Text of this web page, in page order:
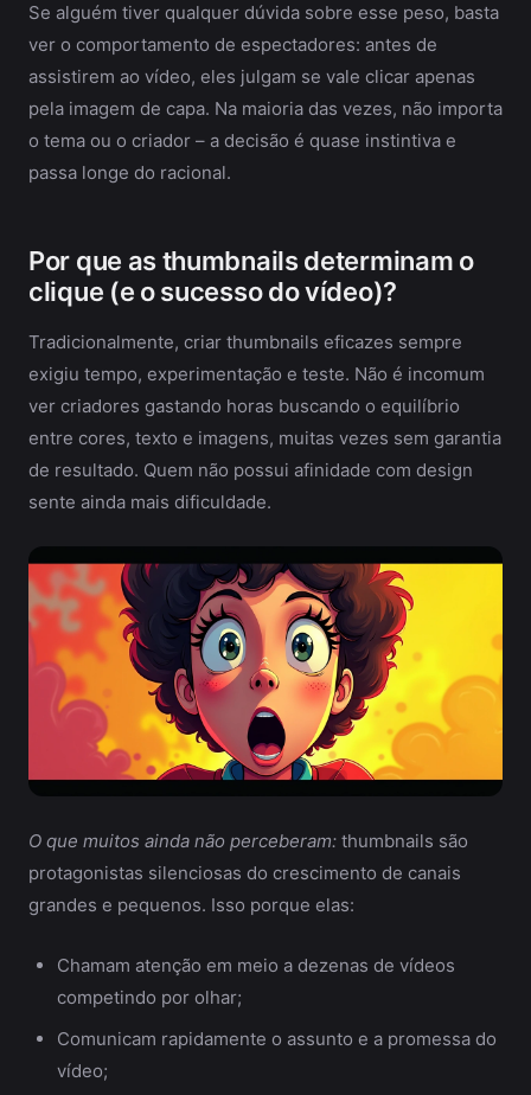
Se alguém tiver qualquer dúvida sobre esse peso, basta
ver o comportamento de espectadores: antes de
assistirem ao vídeo, eles julgam se vale clicar apenas
pela imagem de capa. Na maioria das vezes, não importa
o tema ou o criador – a decisão é quase instintiva e
passa longe do racional.
Por que as thumbnails determinam o
clique (e o sucesso do vídeo)?
Tradicionalmente, criar thumbnails eficazes sempre
exigiu tempo, experimentação e teste. Não é incomum
ver criadores gastando horas buscando o equilíbrio
entre cores, texto e imagens, muitas vezes sem garantia
de resultado. Quem não possui afinidade com design
sente ainda mais dificuldade.
O que muitos ainda não perceberam: thumbnails são
protagonistas silenciosas do crescimento de canais
grandes e pequenos. Isso porque elas:
Chamam atenção em meio a dezenas de vídeos
competindo por olhar;
Comunicam rapidamente o assunto e a promessa do
vídeo;